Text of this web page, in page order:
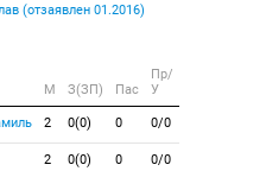
(отзаявлен 01.2016)
M З(ЗП) Пас
Пр/
У
2 0(0) 0 0/0
2 0(0) 0 0/0